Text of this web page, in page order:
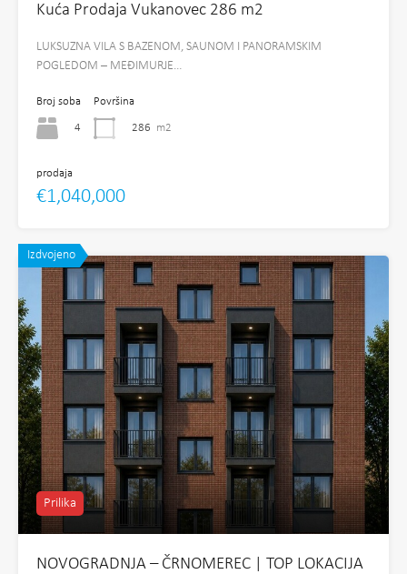
Kuća Prodaja Vukanovec 286 m2
LUKSUZNA VILA S BAZENOM, SAUNOM I PANORAMSKIM
POGLEDOM – MEĐIMURJE…
Broj soba
4
Površina
286 m2
prodaja
€1,040,000
Izdvojeno
Prilika
NOVOGRADNJA – ČRNOMEREC | TOP LOKACIJA